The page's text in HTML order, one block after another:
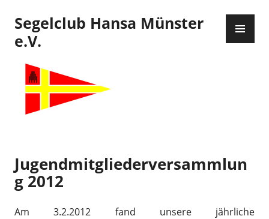
Inhalt
springen
Segelclub Hansa Münster
e.V.
Jugendmitgliederversammlun
g 2012
Am 3.2.2012 fand unsere jährliche